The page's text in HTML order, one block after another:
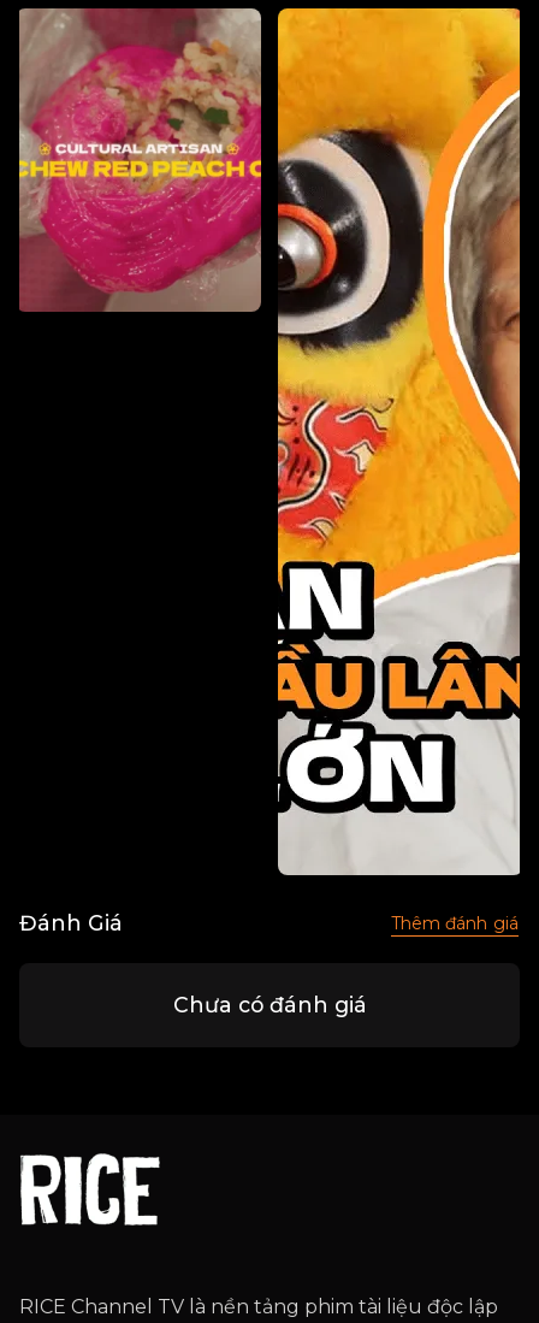
Đánh Giá Thêm đánh giá
Chưa có đánh giá
RICE Channel TV là nền tảng phim tài liệu độc lập